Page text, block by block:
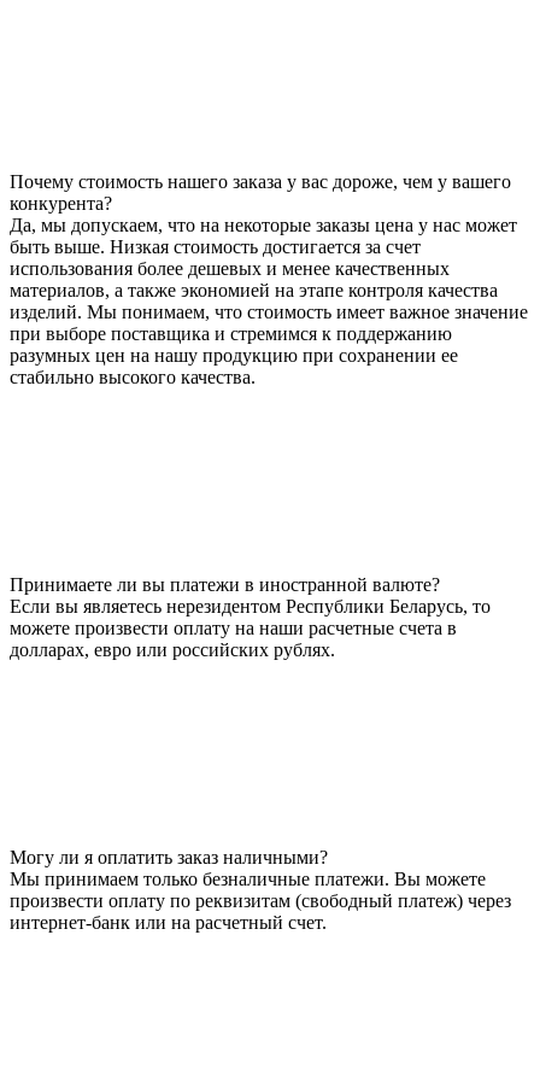
Почему стоимость нашего заказа у вас дороже, чем у вашего
конкурента?
Да, мы допускаем, что на некоторые заказы цена у нас может
быть выше. Низкая стоимость достигается за счет
использования более дешевых и менее качественных
материалов, а также экономией на этапе контроля качества
изделий. Мы понимаем, что стоимость имеет важное значение
при выборе поставщика и стремимся к поддержанию
разумных цен на нашу продукцию при сохранении ее
стабильно высокого качества.
Принимаете ли вы платежи в иностранной валюте?
Если вы являетесь нерезидентом Республики Беларусь, то
можете произвести оплату на наши расчетные счета в
долларах, евро или российских рублях.
Могу ли я оплатить заказ наличными?
Мы принимаем только безналичные платежи. Вы можете
произвести оплату по реквизитам (свободный платеж) через
интернет-банк или на расчетный счет.